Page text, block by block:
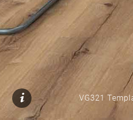
VG321